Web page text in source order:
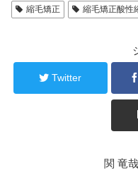
縮毛矯正
縮毛矯正酸性
Twitter
関 竜